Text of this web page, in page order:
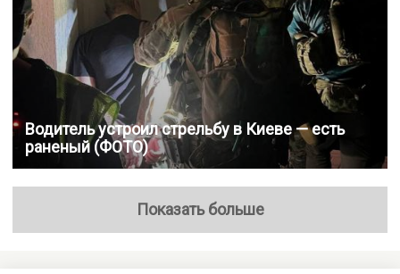
Водитель устроил стрельбу в Киеве — есть
раненый (ФОТО)
Показать больше